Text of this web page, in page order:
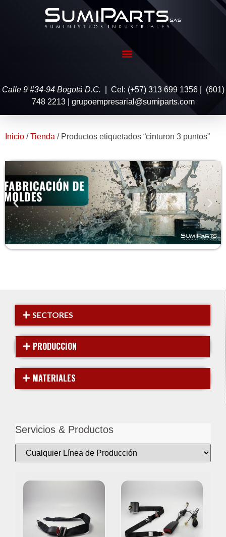
Calle 9 #34-94 Bogotá D.C. | Cel: (+57) 313 699 1356 | (601)
748 2213 | grupoempresarial@sumiparts.com
Inicio /Tienda / Productos etiquetados “cinturon 3 puntos”
SECTORES
PRODUCCION
MATERIALES
Servicios & Productos